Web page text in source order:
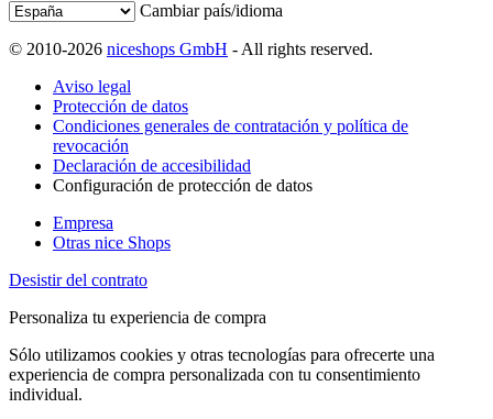
Cambiar país/idioma
© 2010-2026 niceshops GmbH - All rights reserved.
Aviso legal
Protección de datos
Condiciones generales de contratación y política de
revocación
Declaración de accesibilidad
Configuración de protección de datos
Empresa
Otras nice Shops
Desistir del contrato
Personaliza tu experiencia de compra
Sólo utilizamos cookies y otras tecnologías para ofrecerte una
experiencia de compra personalizada con tu consentimiento
individual.